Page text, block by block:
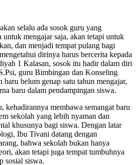
selalu ada sosok guru yang
mengajar saja, akan tetapi untuk
dan menjadi tempat pulang bagi
dirinya harus bercerita kepada
1 Kalasan, sosok itu hadir dalam diri
guru Bimbingan dan Konseling
belum genap satu tahun mengajar,
baru dalam pendampingan siswa.
kehadirannya membawa semangat baru
sekolah yang lebih nyaman dan
khusunya bagi siswa. Dengan latar
Ibu Tivani datang dengan
bahwa sekolah bukan hanya
akan tetapi juga tempat tumbuhnya
sosial siswa.